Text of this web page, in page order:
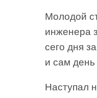
Молодой
инженера
сего дня
и сам день
Наступал